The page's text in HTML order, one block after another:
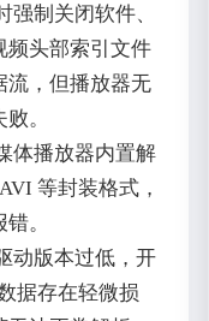
制关闭软件、
频头部索引文件
流，但播放器无
。
体播放器内置解
等封装格式，
。
动版本过低，开
据存在轻微损